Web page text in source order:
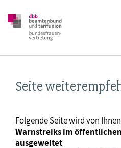
Seite
Folgende Seite wird von
Warnstreiks im
ausgeweitet